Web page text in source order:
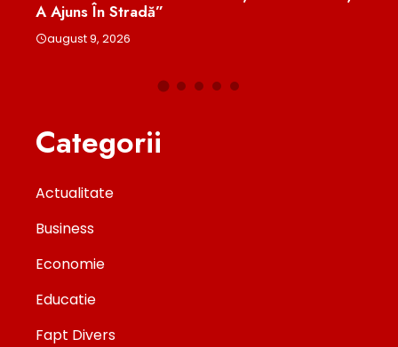
Stradă”
2026
Categorii
Actualitate
Business
Economie
Educatie
Fapt Divers